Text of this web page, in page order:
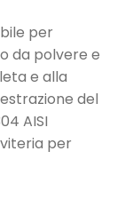
per
da polvere e
e alla
del
AISI
per